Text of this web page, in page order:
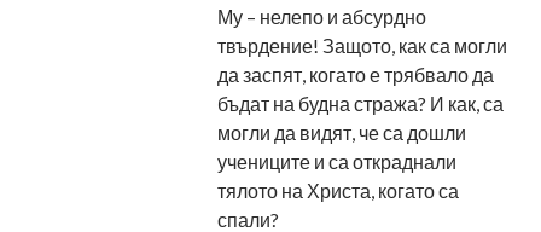
Му – нелепо и абсурдно
твърдение! Защото, как са могли
да заспят, когато е трябвало да
бъдат на будна стража? И как, са
могли да видят, че са дошли
учениците и са откраднали
тялото на Христа, когато са
спали?